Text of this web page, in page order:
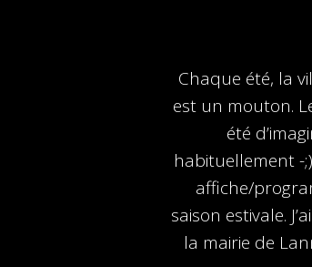
Chaque été, la
est un mouton.
été
habituellement -
affiche/
saison estivale.
la mairie de